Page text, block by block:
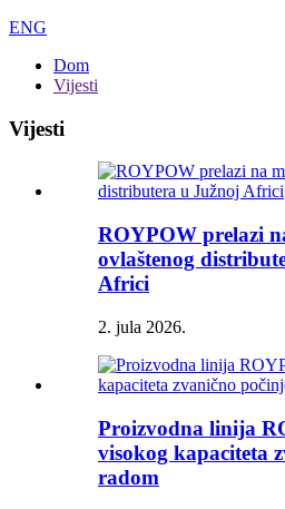
ENG
Dom
Vijesti
Vijesti
ROYPOW prelazi
ovlaštenog
Africi
2. jula 2026.
Proizvodna linija
visokog kapaciteta
radom